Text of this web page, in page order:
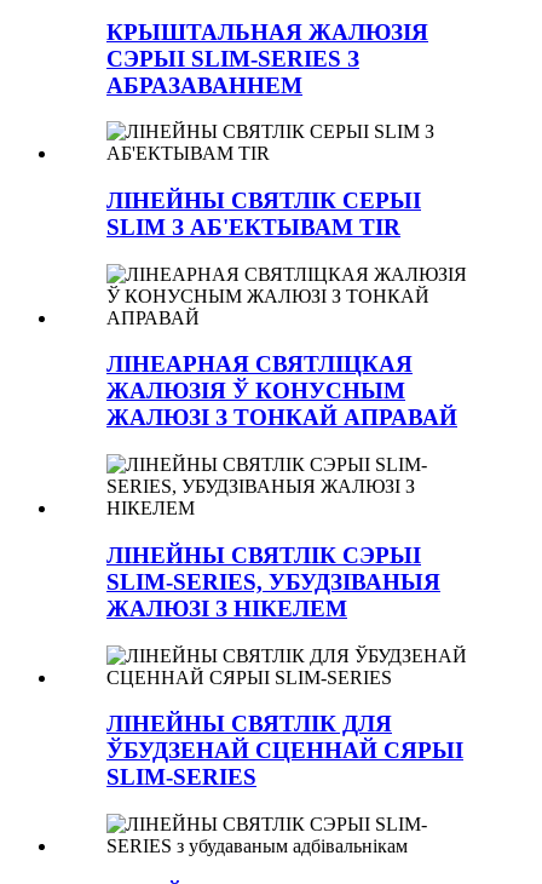
КРЫШТАЛЬНАЯ ЖАЛЮЗІЯ
СЭРЫІ SLIM-SERIES З
АБРАЗАВАННЕМ
ЛІНЕЙНЫ СВЯТЛІК СЕРЫІ
SLIM З АБ'ЕКТЫВАМ TIR
ЛІНЕАРНАЯ СВЯТЛІЦКАЯ
ЖАЛЮЗІЯ Ў КОНУСНЫМ
ЖАЛЮЗІ З ТОНКАЙ АПРАВАЙ
ЛІНЕЙНЫ СВЯТЛІК СЭРЫІ
SLIM-SERIES, УБУДЗІВАНЫЯ
ЖАЛЮЗІ З НІКЕЛЕМ
ЛІНЕЙНЫ СВЯТЛІК ДЛЯ
ЎБУДЗЕНАЙ СЦЕННАЙ СЯРЫІ
SLIM-SERIES